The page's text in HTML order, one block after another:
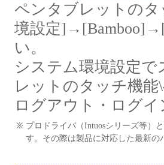
ペンタブレットの
境設定
い。
システム環境設定
レットのタッチ機
ログアウト・ログ
※ プロドライバ（Intuosシリーズ等）
す。その際は製品に対応した最新